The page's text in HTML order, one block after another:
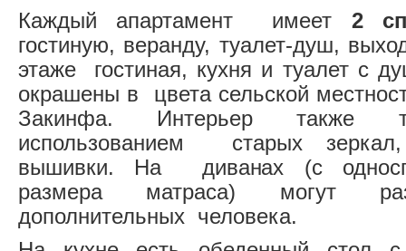
Каждый апартамент имеет 2
гостиную, веранду, туалет-душ,
этаже гостиная, кухня и туалет с
окрашены в цвета сельской
Закинфа. Интерьер также
использованием старых
вышивки. На диванах (с
размера матраса) могут
дополнительных человека.